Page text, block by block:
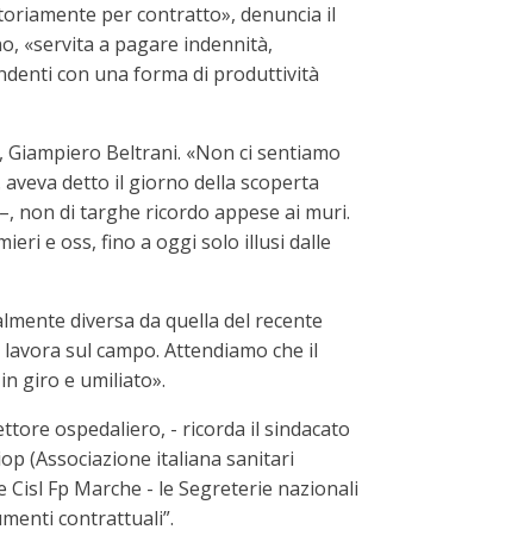
per contratto», denuncia il
«servita a pagare indennità,
con una forma di produttività
Beltrani. «Non ci sentiamo
detto il giorno della scoperta
non di targhe ricordo appese ai muri.
e oss, fino a oggi solo illusi dalle
diversa da quella del recente
sul campo. Attendiamo che il
giro e umiliato».
ospedaliero, - ricorda il sindacato
(Associazione italiana sanitari
Fp Marche - le Segreterie nazionali
contrattuali”.